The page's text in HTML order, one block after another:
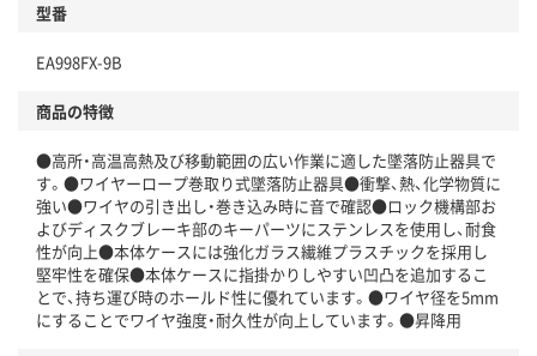
型番
EA998FX-9B
商品の特徴
●高所・高温高熱及び移動範囲の広い作業に適した墜落防止器具で
す。●ワイヤーロープ巻取り式墜落防止器具●衝撃、熱、化学物質に
強い●ワイヤの引き出し・巻き込み時に音で確認●ロック機構部お
よびディスクブレーキ部のキーパーツにステンレスを使用し、耐食
性が向上●本体ケースには強化ガラス繊維プラスチックを採用し
堅牢性を確保●本体ケースに指掛かりしやすい凹凸を追加するこ
とで、持ち運び時のホールド性に優れています。●ワイヤ径を5mm
にすることでワイヤ強度・耐久性が向上しています。●昇降用